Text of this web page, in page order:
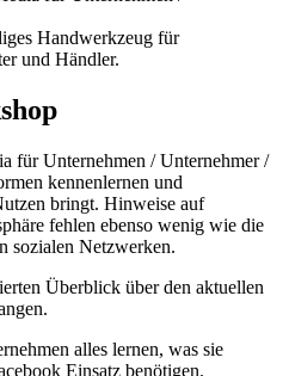
Handwerkzeug für
und Händler.
für Unternehmen / Unternehmer /
kennenlernen und
bringt. Hinweise auf
fehlen ebenso wenig wie die
sozialen Netzwerken.
Überblick über den aktuellen